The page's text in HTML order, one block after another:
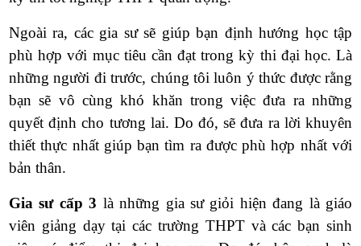
Ngoài ra, các gia sư sẽ giúp bạn định hướng học tập
phù hợp với mục tiêu cần đạt trong kỳ thi đại học. Là
những người đi trước, chúng tôi luôn ý thức được rằng
bạn sẽ vô cùng khó khăn trong việc đưa ra những
quyết định cho tương lai. Do đó, sẽ đưa ra lời khuyên
thiết thực nhất giúp bạn tìm ra được phù hợp nhất với
bản thân.
Gia sư cấp 3 là những gia sư giỏi hiện đang là giáo
viên giảng dạy tại các trường THPT và các bạn sinh